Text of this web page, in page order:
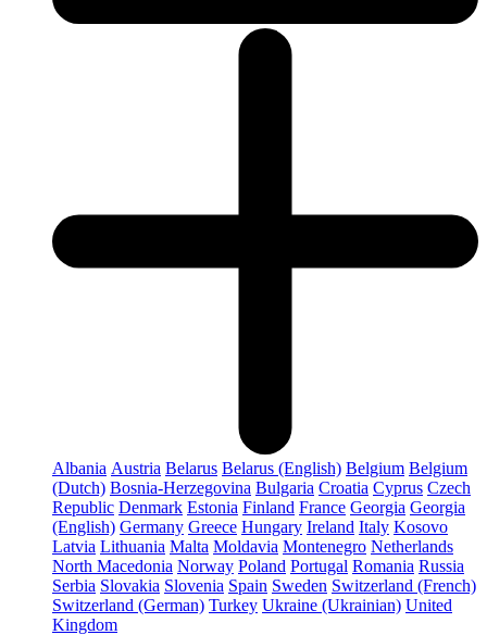
Albania Austria Belarus Belarus (English) Belgium Belgium
(Dutch) Bosnia-Herzegovina Bulgaria Croatia Cyprus Czech
Republic Denmark Estonia Finland France Georgia Georgia
(English) Germany Greece Hungary Ireland Italy Kosovo
Latvia Lithuania Malta Moldavia Montenegro Netherlands
North Macedonia Norway Poland Portugal Romania Russia
Serbia Slovakia Slovenia Spain Sweden Switzerland (French)
Switzerland (German) Turkey Ukraine (Ukrainian) United
Kingdom